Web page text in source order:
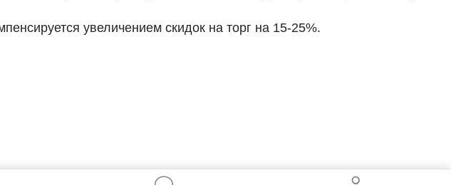
увеличением скидок на торг на 15-25%.